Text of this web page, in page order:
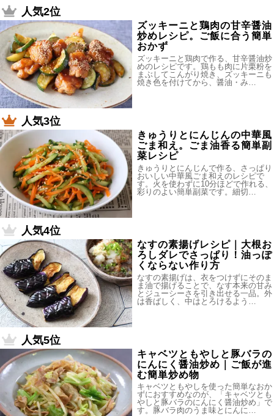
人気2位
ズッキーニと鶏肉の甘辛醤油
炒めレシピ。ご飯に合う簡単
おかず
ズッキーニと鶏肉で作る、甘辛醤油炒
めのレシピです。鶏もも肉に片栗粉を
まぶしてこんがり焼き、ズッキーニも
焼き色を付けてから、醤油・み…
人気3位
きゅうりとにんじんの中華風
ごま和え。ごま油香る簡単副
菜レシピ
きゅうりとにんじんで作る、さっぱり
おいしい中華風ごま和えのレシピで
す。火を使わずに10分ほどで作れる、
彩りのよい簡単副菜です。細切…
人気4位
なすの素揚げレシピ｜大根お
ろしダレでさっぱり！油っぽ
くならない作り方
なすの素揚げは、衣をつけずにそのま
ま油で揚げることで、なす本来の甘み
とジューシーさを引き出せる一品。外
は香ばしく、中はとろけるよう…
人気5位
キャベツともやしと豚バラの
にんにく醤油炒め｜ご飯が進
む簡単炒め物
キャベツともやしを使った簡単なおか
ずにおすすめなのが、「キャベツとも
やしと豚バラのにんにく醤油炒め」で
す。豚バラ肉のうま味とにんに…